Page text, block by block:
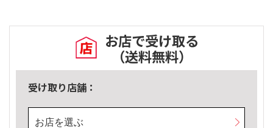
お店で受け取る
（送料無料）
受け取り店舗：
お店を選ぶ